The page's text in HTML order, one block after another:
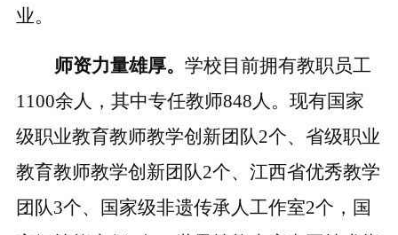
业。
师资力量雄厚。 学校目前拥有教职员工
1100余人，其中专任教师848 人。现有国家
级职业教育教师教学创新团队2个、省级职业
教育教师教学创新团队2个、江西省优秀教学
团队3个、国家级非遗传承人工作室2个，国